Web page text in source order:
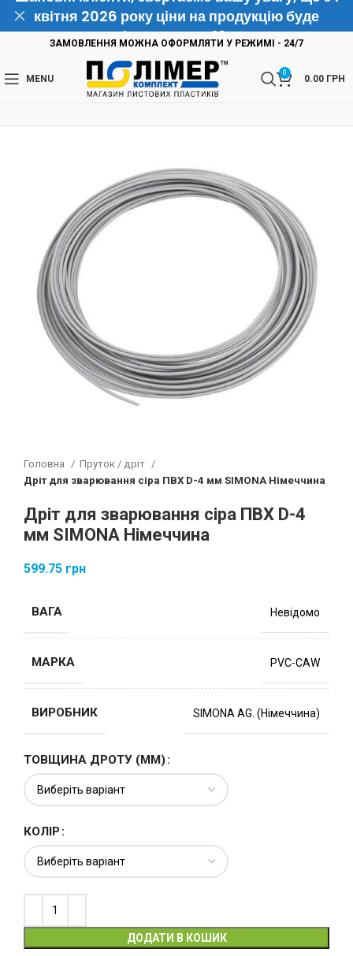
ЗАМОВЛЕННЯ МОЖНА ОФОРМЛЯТИ У РЕЖИМІ - 24/7
MENU
0
0.00 ГРН
Головна
Пруток / дріт
Дріт для зварювання сіра ПВХ D-4 мм SIMONA Німеччина
Дріт для зварювання сіра ПВХ D-4
мм SIMONA Німеччина
599.75 грн
ВАГА Невідомо
МАРКА PVC-CAW
ВИРОБНИК SIMONA AG. (Німеччина)
ТОВЩИНА ДРОТУ (ММ)
КОЛІР
ДОДАТИ В КОШИК
квітня 2026 року ціни на продукцію буде
підвищено на 10%